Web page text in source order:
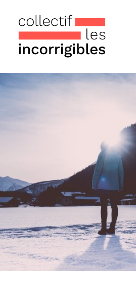
Notre « Incolettre » mensuelle
Recherche